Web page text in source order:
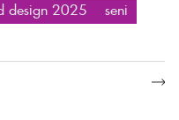
design 2025
seni